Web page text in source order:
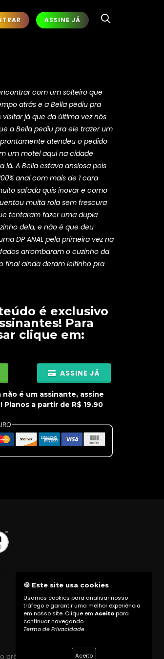
ASSINE JÁ
com um solteiro que
atrás e a Bella pediu pra
visitar já que da última vez nós
a Bella pediu pra ele trazer um
atendeu o pedido
um motel aqui na cidade
lá. A Bella estava ansiosa pois
anal com mais de 1 cara
safada quis inovar e como
muita rola sem frescura
tentaram fazer uma dupla
dela, e não é que deu
DP ANAL pela primeira vez na
arrombaram o cuzinho da
final ainda deram leitinho pra
é exclusivo
! Para
clique em:
ASSINE JÁ
não é um assinante, assine
Planos a partir de R$ 19.90
do proprietário do site.
🍪 Este site usa cookies
Usamos cookies para analisar nosso
tráfego e garantir uma melhor experiência
em nosso site. Clique em Aceitopara
continuar navegando.
Termo de Privacidade
Aceito